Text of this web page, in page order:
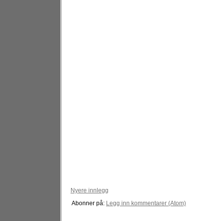
Nyere innlegg
Abonner på: Legg inn kommentarer (Atom)